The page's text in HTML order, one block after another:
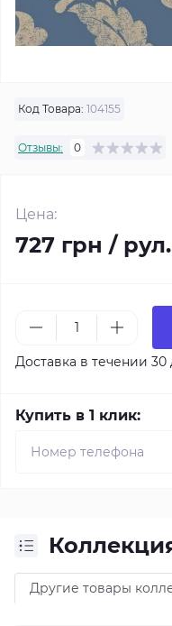
Код Товара: 104155
Отзывы: 0
Цена:
727 грн / рул.
Доставка в течении
Купить в 1 клик:
Другие товары